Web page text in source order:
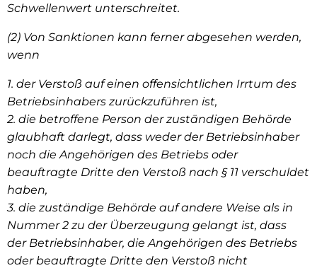
Schwellenwert unterschreitet.
(2) Von Sanktionen kann ferner abgesehen werden,
wenn
1. der Verstoß auf einen offensichtlichen Irrtum des
Betriebsinhabers zurückzuführen ist,
2. die betroffene Person der zuständigen Behörde
glaubhaft darlegt, dass weder der Betriebsinhaber
noch die Angehörigen des Betriebs oder
beauftragte Dritte den Verstoß nach § 11 verschuldet
haben,
3. die zuständige Behörde auf andere Weise als in
Nummer 2 zu der Überzeugung gelangt ist, dass
der Betriebsinhaber, die Angehörigen des Betriebs
oder beauftragte Dritte den Verstoß nicht